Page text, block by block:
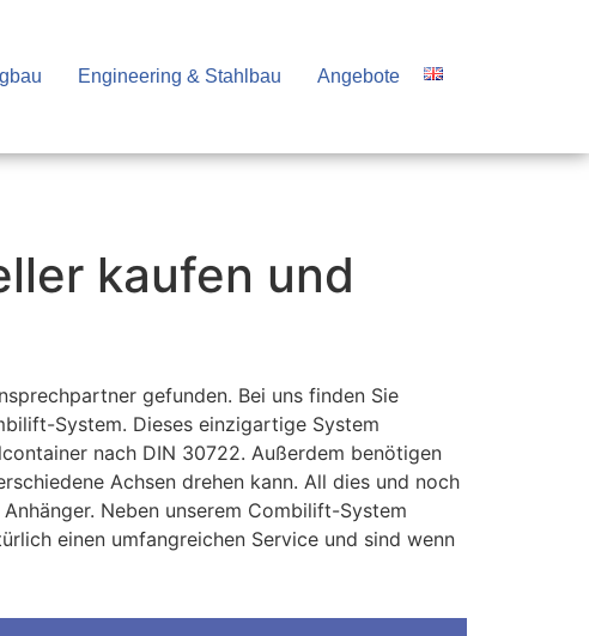
Engineering & Stahlbau Angebote
kaufen und
gefunden. Bei uns finden Sie
System. Dieses einzigartige System
nach DIN 30722. Außerdem benötigen
Achsen drehen kann. All dies und noch
Neben unserem Combilift-System
einen umfangreichen Service und sind wenn